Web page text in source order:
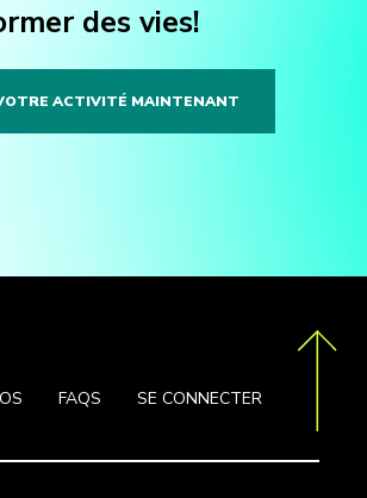
des vies!
ACTIVITÉ MAINTENANT
FAQS SE CONNECTER